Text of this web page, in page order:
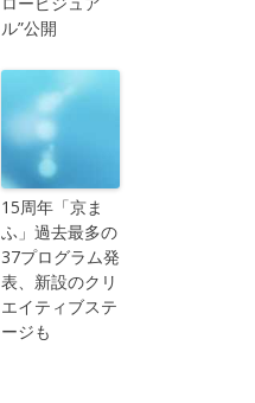
ル”公開
15周年「京ま
ふ」過去最多の
37プログラム発
表、新設のクリ
エイティブステ
ージも